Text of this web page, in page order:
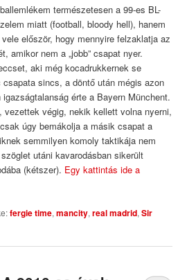
természetesen a 99-es BL-
miatt (football, bloody hell), hanem
először, hogy mennyire felzaklatja az
amikor nem a „jobb” csapat nyer.
aki még kocadrukkernek se
sincs, a döntő után mégis azon
érte a Bayern Münchent.
vezettek végig, nekik kellett volna nyerni,
úgy bemákolja a másik csapat a
semmilyen komoly taktikája nem
utáni kavarodásban sikerült
(kétszer). Egy kattintás ide a
fergie time,mancity,real madrid,Sir